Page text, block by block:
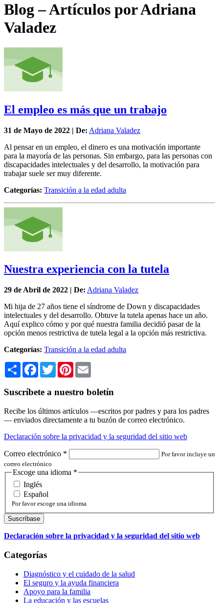
Blog – Artículos por Adriana
Valadez
El empleo es más que un trabajo
31 de Mayo de 2022 | De: Adriana Valadez
Al pensar en un empleo, el dinero es una motivación importante
para la mayoría de las personas. Sin embargo, para las personas con
discapacidades intelectuales y del desarrollo, la motivación para
trabajar suele ser muy diferente.
Categorías: Transición a la edad adulta
Nuestra experiencia con la tutela
29 de Abril de 2022 | De: Adriana Valadez
Mi hija de 27 años tiene el síndrome de Down y discapacidades
intelectuales y del desarrollo. Obtuve la tutela apenas hace un año.
Aquí explico cómo y por qué nuestra familia decidió pasar de la
opción menos restrictiva de tutela legal a la opción más restrictiva.
Categorías: Transición a la edad adulta
Share Facebook
TwitterPinterest
Suscríbete a nuestro boletín
Recibe los últimos artículos —escritos por padres y para los padres
— enviados directamente a tu buzón de correo electrónico.
Declaración sobre la privacidad y la seguridad del sitio web
Correo electrónico *
Por favor incluye un
correo electrónico
Escoge una idioma *
Inglés
Español
Por favor escoge una idioma
Declaración sobre la privacidad y la seguridad del sitio web
Categorías
Diagnóstico y el cuidado de la salud
El seguro y la ayuda financiera
Apoyo para la familia
La educación y las escuelas